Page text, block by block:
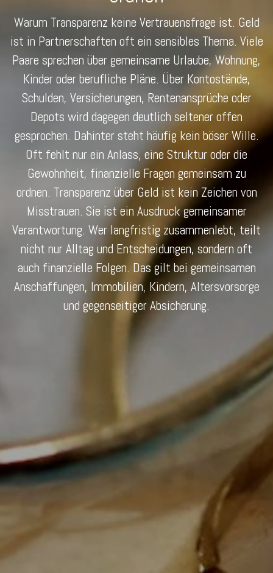
Warum Transparenz keine Vertrauensfrage ist. Geld
ist in Partnerschaften oft ein sensibles Thema. Viele
Paare sprechen über gemeinsame Urlaube, Wohnung,
Kinder oder berufliche Pläne. Über Kontostände,
Schulden, Versicherungen, Rentenansprüche oder
Depots wird dagegen deutlich seltener offen
gesprochen. Dahinter steht häufig kein böser Wille.
Oft fehlt nur ein Anlass, eine Struktur oder die
Gewohnheit, finanzielle Fragen gemeinsam zu
ordnen. Transparenz über Geld ist kein Zeichen von
Misstrauen. Sie ist ein Ausdruck gemeinsamer
Verantwortung. Wer langfristig zusammenlebt, teilt
nicht nur Alltag und Entscheidungen, sondern oft
auch finanzielle Folgen. Das gilt bei gemeinsamen
Anschaffungen, Immobilien, Kindern, Altersvorsorge
und gegenseitiger Absicherung.